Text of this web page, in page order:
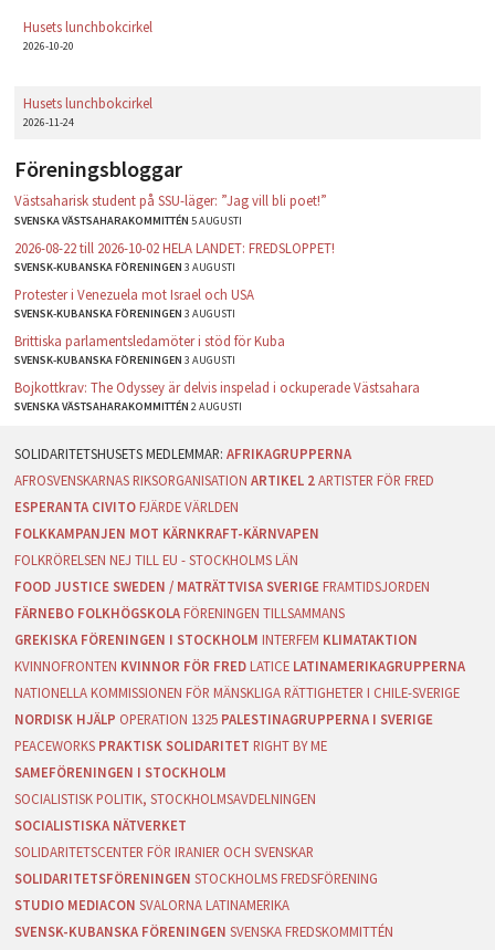
Husets lunchbokcirkel
2026-10-20
Husets lunchbokcirkel
2026-11-24
Föreningsbloggar
Västsaharisk student på SSU-läger: ”Jag vill bli poet!”
SVENSKA VÄSTSAHARAKOMMITTÉN 5 AUGUSTI
2026-08-22 till 2026-10-02 HELA LANDET: FREDSLOPPET!
SVENSK-KUBANSKA FÖRENINGEN3 AUGUSTI
Protester i Venezuela mot Israel och USA
SVENSK-KUBANSKA FÖRENINGEN3 AUGUSTI
Brittiska parlamentsledamöter i stöd för Kuba
SVENSK-KUBANSKA FÖRENINGEN3 AUGUSTI
Bojkottkrav: The Odyssey är delvis inspelad i ockuperade Västsahara
SVENSKA VÄSTSAHARAKOMMITTÉN2 AUGUSTI
AFRIKAGRUPPERNA
AFROSVENSKARNAS RIKSORGANISATION ARTIKEL 2 ARTISTER FÖR FRED
ESPERANTA CIVITO FJÄRDE VÄRLDEN
FOLKKAMPANJEN MOT KÄRNKRAFT-KÄRNVAPEN
FOLKRÖRELSEN NEJ TILL EU - STOCKHOLMS LÄN
FOOD JUSTICE SWEDEN / MATRÄTTVISA SVERIGE FRAMTIDSJORDEN
FÄRNEBO FOLKHÖGSKOLA FÖRENINGEN TILLSAMMANS
GREKISKA FÖRENINGEN I STOCKHOLM INTERFEM KLIMATAKTION
KVINNOFRONTEN KVINNOR FÖR FRED LATICE LATINAMERIKAGRUPPERNA
NATIONELLA KOMMISSIONEN FÖR MÄNSKLIGA RÄTTIGHETER I CHILE-SVERIGE
NORDISK HJÄLP OPERATION 1325 PALESTINAGRUPPERNA I SVERIGE
PEACEWORKS PRAKTISK SOLIDARITET RIGHT BY ME
SAMEFÖRENINGEN I STOCKHOLM
SOCIALISTISK POLITIK, STOCKHOLMSAVDELNINGEN
SOCIALISTISKA NÄTVERKET
SOLIDARITETSCENTER FÖR IRANIER OCH SVENSKAR
SOLIDARITETSFÖRENINGEN STOCKHOLMS FREDSFÖRENING
STUDIO MEDIACON SVALORNA LATINAMERIKA
SVENSK-KUBANSKA FÖRENINGEN SVENSKA FREDSKOMMITTÉN